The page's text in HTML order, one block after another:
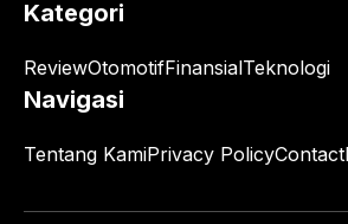
Kategori
ReviewOtomotifFinansialTeknologi
Navigasi
Tentang KamiPrivacy PolicyContact